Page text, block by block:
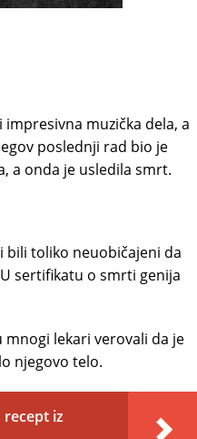
muzička dela, a
poslednji rad bio je
a onda je usledila smrt.
bili toliko neuobičajeni da
sertifikatu o smrti genija
lekari verovali da je
njegovo telo.
recept iz